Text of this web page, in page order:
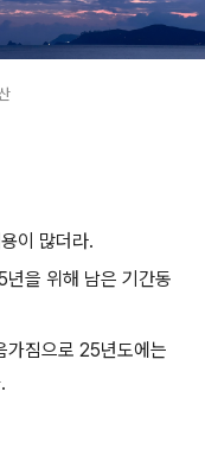
이 많더라.
을 위해 남은 기간동
가짐으로 25년도에는